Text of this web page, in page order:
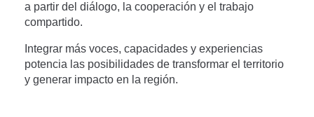
a partir del diálogo, la cooperación y el trabajo
compartido.
Integrar más voces, capacidades y experiencias
potencia las posibilidades de transformar el territorio
y generar impacto en la región.